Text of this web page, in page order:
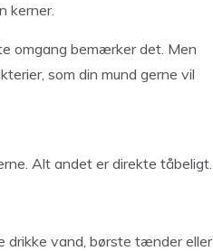
kerner.
omgang bemærker det. Men
som din mund gerne vil
Alt andet er direkte tåbeligt.
drikke vand, børste tænder eller